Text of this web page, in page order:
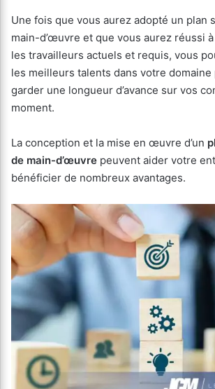
Une fois que vous aurez adopté un plan
main-d’œuvre et que vous aurez réussi
les travailleurs actuels et requis, vous
les meilleurs talents dans votre
garder une longueur d’avance sur vos
moment.
La conception et la mise en œuvre d’un
de main-d’œuvre peuvent aider votre
bénéficier de nombreux avantages.